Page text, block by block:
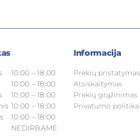
10:00 – 18:00
10:00 – 18:00
10:00 – 18:00
10:00 – 18:00
10:00 – 18:00
NEDIRBAME
Informacija
Prekių pristatymas
Atsiskaitymas
Prekių grąžinimas
Privatumo politika